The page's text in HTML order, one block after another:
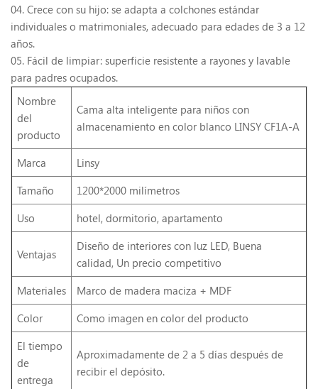
04. Crece con su hijo: se adapta a colchones estándar
individuales o matrimoniales, adecuado para edades de 3 a 12
años.
05. Fácil de limpiar: superficie resistente a rayones y lavable
para padres ocupados.
Nombre
del
producto
Cama alta inteligente para niños con
almacenamiento en color blanco LINSY CF1A-A
Marca
Linsy
Tamaño
1200*2000 milímetros
Uso
hotel, dormitorio, apartamento
Ventajas
Diseño de interiores con luz LED, Buena
calidad, Un precio competitivo
Materiales
Marco de madera maciza + MDF
Color
Como imagen en color del producto
El tiempo
de
entrega
Aproximadamente de 2 a 5 días después de
recibir el depósito.